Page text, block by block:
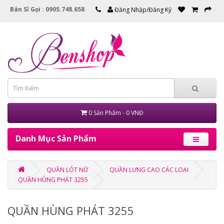
Bán Sỉ Gọi : 0905.748.658 Đăng Nhập/Đăng Ký
0 Sản Phẩm - 0 VNĐ
Danh Mục Sản Phẩm
QUẦN LÓT NỮ
QUẦN LƯNG CAO CÁC LOẠI
QUẦN HÙNG PHÁT 3255
QUẦN HÙNG PHÁT 3255